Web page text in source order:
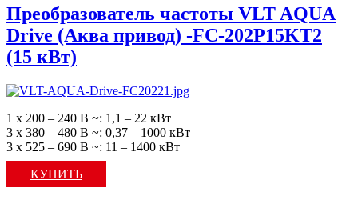
Преобразователь частоты VLT AQUA
Drive (Аква привод) -FC-202P15KT2
(15 кВт)
1 х 200 – 240 В ~: 1,1 – 22 кВт
3 х 380 – 480 В ~: 0,37 – 1000 кВт
3 х 525 – 690 В ~: 11 – 1400 кВт
КУПИТЬ